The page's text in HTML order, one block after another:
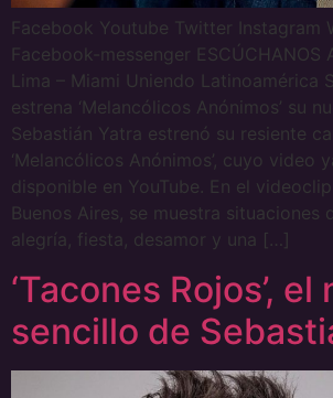
Facebook Youtube Twitter Instagram
Facebook-messenger ESCÚCHANOS
Lima – Miami Uniendo Latinoamérica
estrena ‘Melancólicos Anónimos’ su
Sebastián Yatra estrenó su resiente
‘Melancólicos Anónimos’, cuyo video
disponible en YouTube. En el
Buenos Aires, se muestra situaciones
alegría, fiesta, desamor y una […]
‘Tacones Rojos’, el
sencillo de